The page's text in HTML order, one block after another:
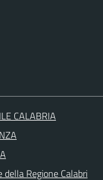
CALABRIA
Regione Calabri